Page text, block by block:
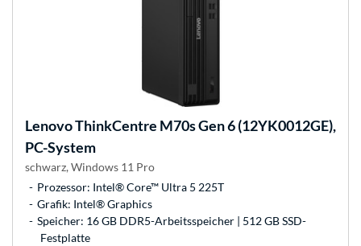
LenovoThinkCentre M70s Gen 6 (12YK0012GE),
PC-System
schwarz, Windows 11 Pro
Prozessor: Intel® Core™ Ultra 5 225T
Grafik: Intel® Graphics
Speicher: 16 GB DDR5-Arbeitsspeicher | 512 GB SSD-
Festplatte